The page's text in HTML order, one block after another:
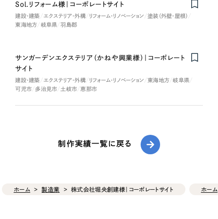
Sol.リフォーム様｜コーポレートサイト
建設・建築 エクステリア・外構 リフォーム・リノベーション
塗装（外壁・屋根）
東海地方
岐阜県 羽島郡
サンガーデンエクステリア（かねや興業様）｜コーポレート
サイト
建設・建築 エクステリア・外構 リフォーム・リノベーション 東海地方
岐阜県
可児市
多治見市 土岐市 恵那市
制作実績一覧に戻る
ホーム 製造業 株式会社堀央創建様｜コーポレートサイト ホーム